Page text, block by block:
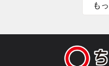
も